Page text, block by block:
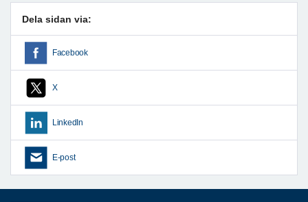
Dela sidan via:
Facebook
X
LinkedIn
E-post